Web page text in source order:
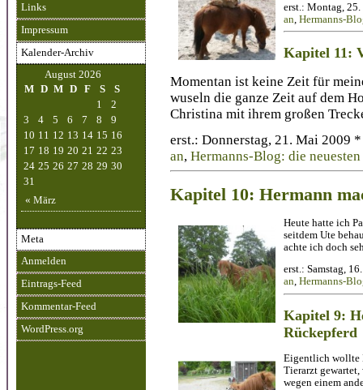
Links
Impressum
Kalender-Archiv
August 2026
M D M D F S
S
1
2
3
4 5 6 7 8
9
10 11 12 13 14 15 16
17 18 19 20 21 22 23
24 25 26 27 28 29 30
31
« März
Meta
Anmelden
Eintrags-Feed
Kommentar-Feed
WordPress.org
erst.: Montag,
an Hermanns-
Kapitel 11:
Momentan ist keine Zeit für
wuseln die ganze Zeit auf dem
Christina mit ihrem großen
erst.: Donnerstag, 21. Mai 2009
an, Hermanns-Blog: die
Kapitel 10: Hermann
Heute hatte ich
seitdem Ute
achte ich doch
erst.: Samstag,
an, Hermanns-
Kapitel 9:
Rückepferd
Eigentlich wollte
Tierarzt gewartet,
wegen einem